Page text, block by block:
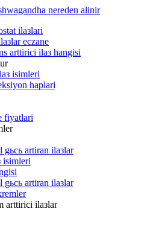
nereden alinir
ilaзlari
eczane
arttirici ilaз hangisi
isimleri
haplari
fiyatlari
gьcь artiran ilaзlar
isimleri
gьcь artiran ilaзlar
arttirici ilaзlar